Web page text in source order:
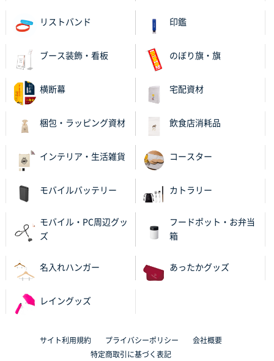
和歌山県S社様
2025年11月05日 11:13
不織布スクエアトート(A4サイズ)
2025年10月28日 17:10
ワンポイントポリ袋 A4サイズ
1000枚
サイトが見やすい
ワンポイントポリ袋 A4サイズ
サイト構成が解りやすかったから
ブックメモ付箋
200枚
2025年10月16日 10:30
リストバンド 印鑑
ブース装飾・看板 のぼり旗・旗
横断幕 宅配資材
梱包・ラッピング資材 飲食店消耗品
インテリア・生活雑貨 コースター
モバイルバッテリー カトラリー
モバイル・PC周辺グッ
ズ
フードポット・お弁当
箱
名入れハンガー あったかグッズ
レイングッズ
サイト利用規約 プライバシーポリシー
会社概要
特定商取引に基づく表記